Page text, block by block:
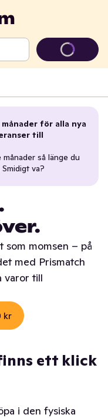
för alla nya
till
så länge du
va?
som momsen – på
med Prismatch
varor till
kr
ett klick
i den fysiska